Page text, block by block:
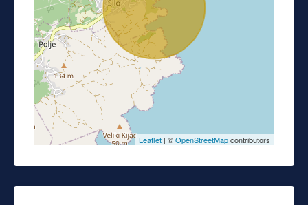
Leaflet | ©OpenStreetMapcontributors